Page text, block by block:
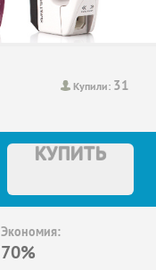
Купили: 31
КУПИТЬ
Экономия:
70%